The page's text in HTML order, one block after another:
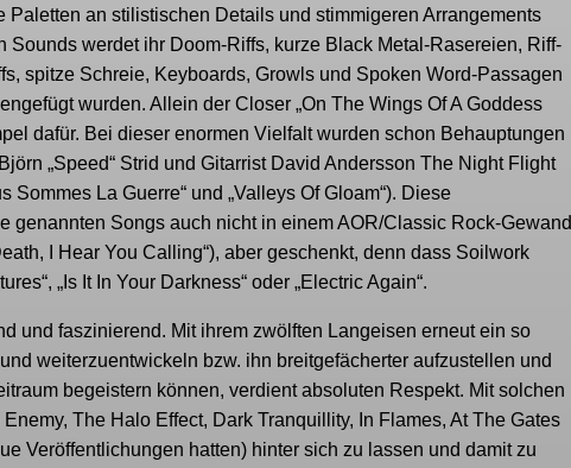
Paletten an stilistischen Details und stimmigeren Arrangements
werdet ihr Doom-Riffs, kurze Black Metal-Rasereien, Riff-
spitze Schreie, Keyboards, Growls und Spoken Word-Passagen
wurden. Allein der Closer „On The Wings Of A Goddess
dafür. Bei dieser enormen Vielfalt wurden schon Behauptungen
„Speed“ Strid und Gitarrist David Andersson The Night Flight
La Guerre“ und „Valleys Of Gloam“). Diese
genannten Songs auch nicht in einem AOR/Classic Rock-Gewand
I Hear You Calling“), aber geschenkt, denn dass Soilwork
„Is It In Your Darkness“ oder „Electric Again“.
und faszinierend. Mit ihrem zwölften Langeisen erneut ein so
weiterzuentwickeln bzw. ihn breitgefächerter aufzustellen und
begeistern können, verdient absoluten Respekt. Mit solchen
The Halo Effect, Dark Tranquillity, In Flames, At The Gates
Veröffentlichungen hatten) hinter sich zu lassen und damit zu